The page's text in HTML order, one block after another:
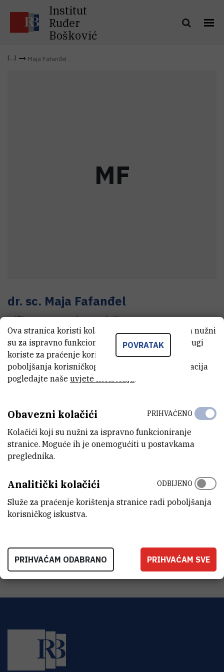
Institut
Ruđer
Bošković
Maja Fafanđel
MF
dr. sc. Maja Fafanđel
Viši znanstveni suradnik
E-MAIL
maja@cim.irb.hr
718
ZAVOD
LABORATORIJ
Laboratorij za eutrofikaciju, ekotoksikologiju i bioremedijaciju
ADRESA
G. Paliaga 5
52210 Rovinj
POVRATAK
Ova stranica koristi kolačiće. Neki od tih kolačića nužni
su za ispravno funkcioniranje stranice, dok se drugi
koriste za praćenje korištenja stranice radi
poboljšanja korisničkog iskustva. Za više informacija
pogledajte naše uvjete korištenja
Obavezni kolačići
Kolačići koji su nužni za ispravno funkcioniranje
stranice. Moguće ih je onemogućiti u postavkama
preglednika.
PRIHVAĆENO
Analitički kolačići
Služe za praćenje korištenja stranice radi poboljšanja
korisničkog iskustva.
ODBIJENO
PRIHVAĆAM ODABRANO PRIHVAĆAM SVE